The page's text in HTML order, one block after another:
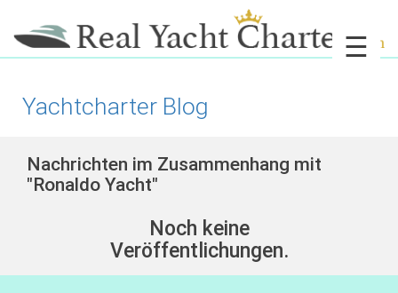
☰
Yachtcharter Blog
Nachrichten im Zusammenhang mit
"Ronaldo Yacht"
Noch keine
Veröffentlichungen.